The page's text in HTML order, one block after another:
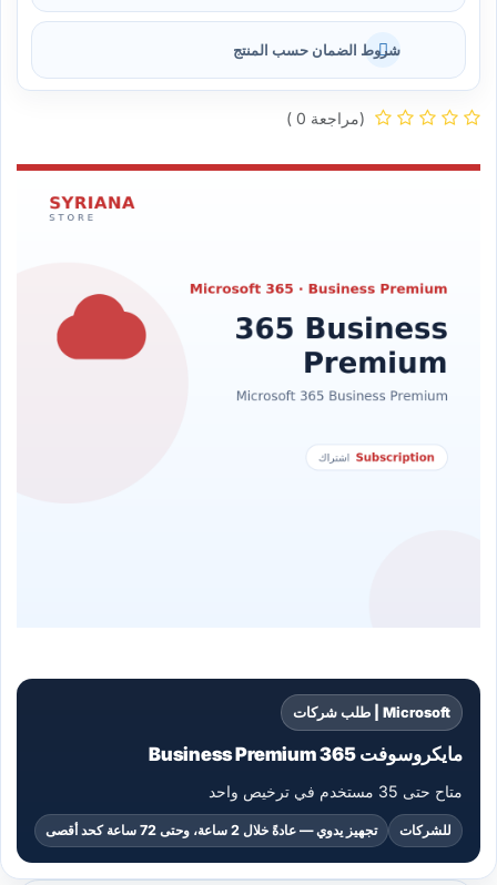
شروط الضمان حسب المنتج
(مراجعة 0 )
Microsoft | طلب شركات
مايكروسوفت 365 Business Premium
متاح حتى 35 مستخدم في ترخيص واحد
للشركات تجهيز يدوي — عادةً خلال 2 ساعة، وحتى 72 ساعة كحد أقصى